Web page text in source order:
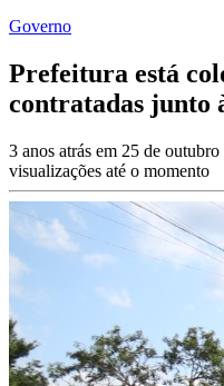
Governo
Prefeitura está
contratadas junto
3 anos atrás em 25 de
visualizações até o momento